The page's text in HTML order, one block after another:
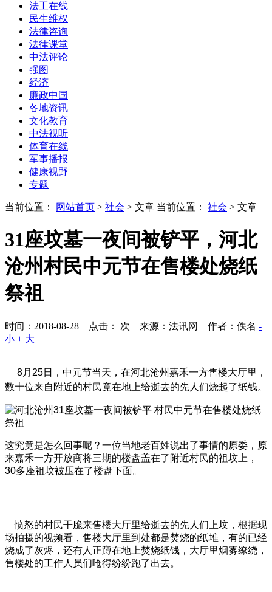
法工在线
民生维权
法律咨询
法律课堂
中法评论
强图
经济
廉政中国
各地资讯
文化教育
中法视听
体育在线
军事播报
健康视野
专题
当前位置： 网站首页 > 社会 > 文章 当前位置： 社会 > 文章
31座坟墓一夜间被铲平，河北
沧州村民中元节在售楼处烧纸
祭祖
时间：2018-08-28 点击： 次 来源：法讯网 作者：佚名 -
小 + 大
8月25日，中元节当天，在河北沧州嘉禾一方售楼大厅里，
数十位来自附近的村民竟在地上给逝去的先人们烧起了纸钱。
这究竟是怎么回事呢？一位当地老百姓说出了事情的原委，原
来嘉禾一方开放商将三期的楼盘盖在了附近村民的祖坟上，
30多座祖坟被压在了楼盘下面。
愤怒的村民干脆来售楼大厅里给逝去的先人们上坟，根据现
场拍摄的视频看，售楼大厅里到处都是焚烧的纸堆，有的已经
烧成了灰烬，还有人正蹲在地上焚烧纸钱，大厅里烟雾缭绕，
售楼处的工作人员们呛得纷纷跑了出去。